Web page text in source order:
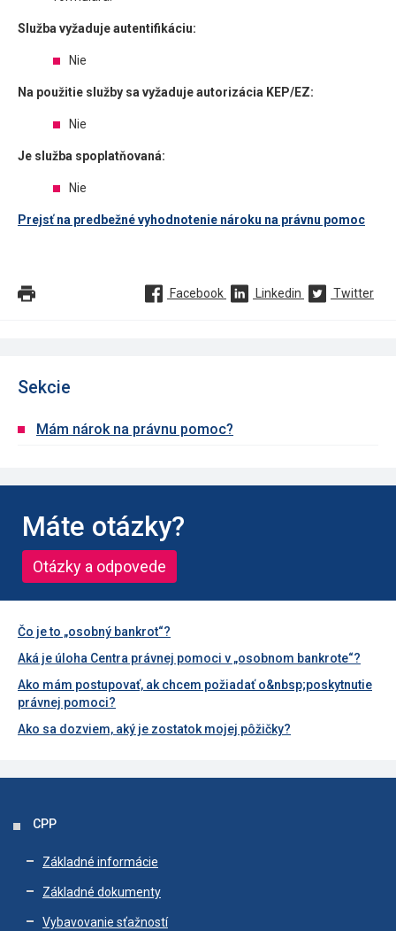
Služba vyžaduje autentifikáciu:
Nie
Na použitie služby sa vyžaduje autorizácia KEP/EZ:
Nie
Je služba spoplatňovaná:
Nie
Prejsť na predbežné vyhodnotenie nároku na právnu pomoc
Facebook Linkedin Twitter
Sekcie
Mám nárok na právnu pomoc?
Máte otázky?
Otázky a odpovede
Čo je to „osobný bankrot“?
Aká je úloha Centra právnej pomoci v „osobnom bankrote“?
Ako mám postupovať, ak chcem požiadať o&nbsp;poskytnutie
právnej pomoci?
Ako sa dozviem, aký je zostatok mojej pôžičky?
CPP
Základné informácie
Základné dokumenty
Vybavovanie sťažností